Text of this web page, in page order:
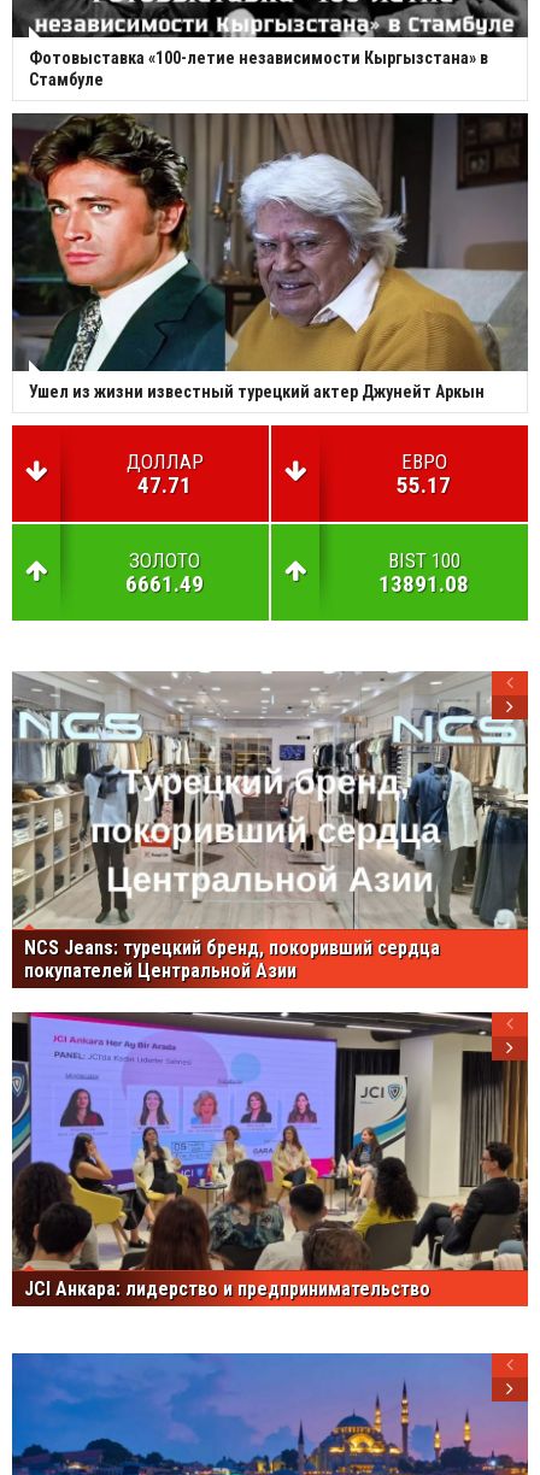
Фотовыставка «100-летие независимости Кыргызстана» в
Стамбуле
Ушел из жизни известный турецкий актер Джунейт Аркын
ДОЛЛАР
47.71
ЕВРО
55.17
ЗОЛОТО
6661.49
BIST 100
13891.08
NCS Jeans: турецкий бренд, покоривший сердца
покупателей Центральной Азии
JCI Анкара: лидерство и предпринимательство